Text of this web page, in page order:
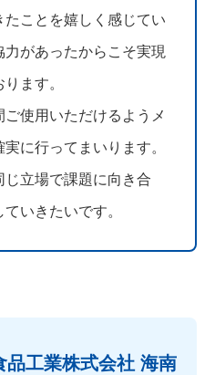
たことを嬉しく感じてい
があったからこそ実現
ます。
使用いただけるようメ
に行ってまいります。
じ立場で課題に向き合
いきたいです。
品工業株式会社 海南